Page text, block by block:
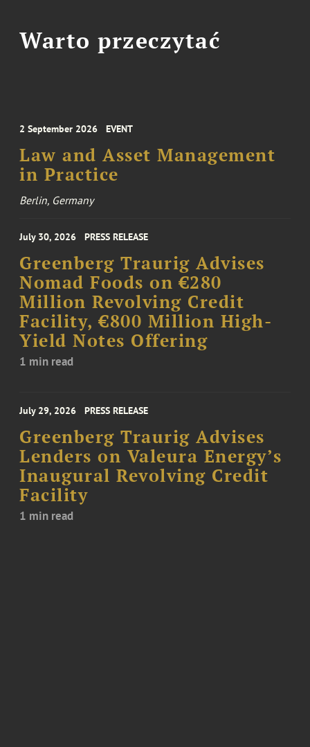
Warto przeczytać
2 September 2026 EVENT
Law and Asset Management
in Practice
Berlin, Germany
July 30, 2026 PRESS RELEASE
Greenberg Traurig Advises
Nomad Foods on €280
Million Revolving Credit
Facility, €800 Million High-
Yield Notes Offering
1 min read
July 29, 2026 PRESS RELEASE
Greenberg Traurig Advises
Lenders on Valeura Energy’s
Inaugural Revolving Credit
Facility
1 min read